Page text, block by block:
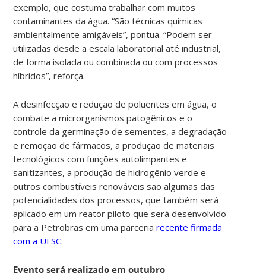
exemplo, que costuma trabalhar com muitos
contaminantes da água. “São técnicas químicas
ambientalmente amigáveis”, pontua. “Podem ser
utilizadas desde a escala laboratorial até industrial,
de forma isolada ou combinada ou com processos
híbridos”, reforça.
A desinfecção e redução de poluentes em água, o
combate a microrganismos patogênicos e o
controle da germinação de sementes, a degradação
e remoção de fármacos, a produção de materiais
tecnológicos com funções autolimpantes e
sanitizantes, a produção de hidrogênio verde e
outros combustíveis renováveis são algumas das
potencialidades dos processos, que também será
aplicado em um reator piloto que será desenvolvido
para a Petrobras em uma parceria recente firmada
com a UFSC.
Evento será realizado em outubro